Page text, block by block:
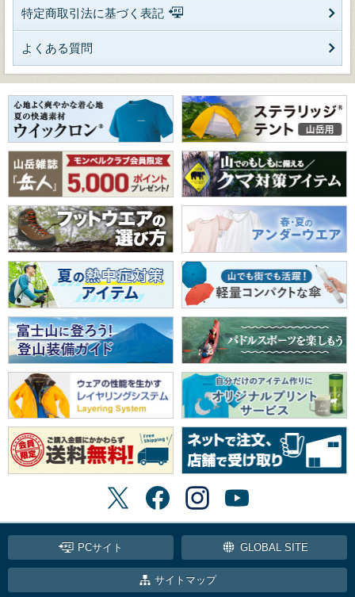
特定商取引法に基づく表記
よくある質問
PCサイト GLOBAL SITE
サイトマップ